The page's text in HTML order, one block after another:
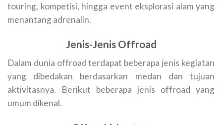
touring, kompetisi, hingga event eksplorasi alam yang
menantang adrenalin.
Jenis-Jenis Offroad
Dalam dunia offroad terdapat beberapa jenis kegiatan
yang dibedakan berdasarkan medan dan tujuan
aktivitasnya. Berikut beberapa jenis offroad yang
umum dikenal.